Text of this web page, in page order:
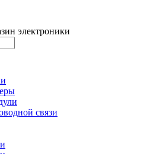
электроники
связи